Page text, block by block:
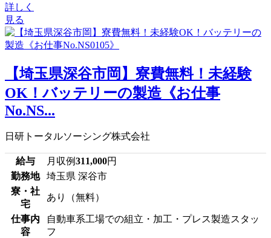
詳しく
見る
【埼玉県深谷市岡】寮費無料！未経験
OK！バッテリーの製造《お仕事
No.NS...
日研トータルソーシング株式会社
給与 月収例311,000円
勤務地
埼玉県 深谷市
寮・社
宅
あり（無料）
仕事内
容
自動車系工場での組立・加工・プレス製造スタッ
フ